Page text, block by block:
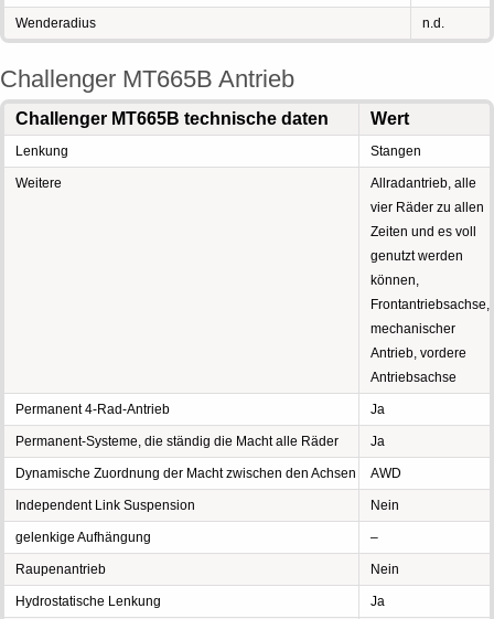
Wenderadius n.d.
Challenger MT665B Antrieb
Challenger MT665B technische daten Wert
Lenkung Stangen
Weitere
Allradantrieb, alle
vier Räder zu allen
Zeiten und es voll
genutzt werden
können,
Frontantriebsachse,
mechanischer
Antrieb, vordere
Antriebsachse
Permanent 4-Rad-Antrieb Ja
Permanent-Systeme, die ständig die Macht alle Räder Ja
Dynamische Zuordnung der Macht zwischen den Achsen AWD
Independent Link Suspension Nein
gelenkige Aufhängung –
Raupenantrieb Nein
Hydrostatische Lenkung Ja